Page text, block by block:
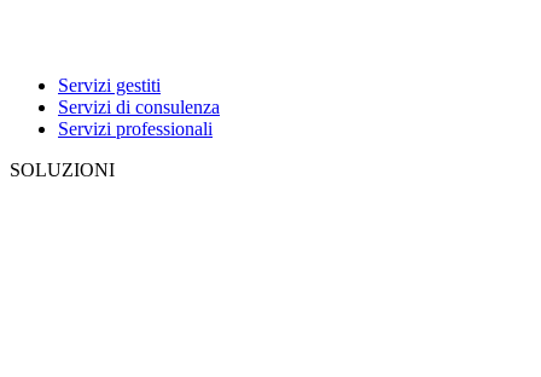
Servizi gestiti
Servizi di consulenza
Servizi professionali
SOLUZIONI